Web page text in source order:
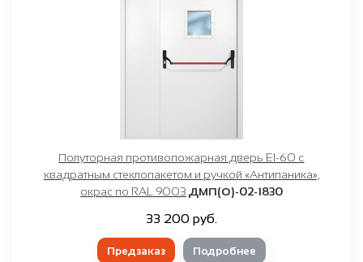
Полуторная противопожарная дверь EI-60 с
квадратным стеклопакетом и ручкой «Антипаника»,
окрас по RAL 9003 ДМП(О)-02-1830
33 200 руб.
Предзаказ Подробнее